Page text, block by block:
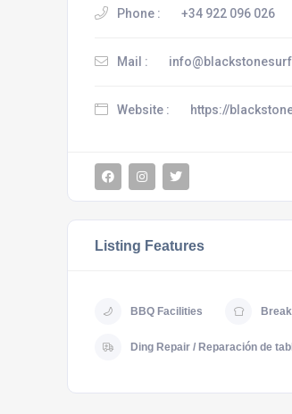
Phone : +34 922 096 026
Mail :
Website : https://
Listing Features
BBQ Facilities
Ding Repair / Reparación de